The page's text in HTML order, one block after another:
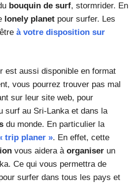
bouquin de surf, stormrider. En
lonely planet pour surfer. Les
à votre disposition sur
est aussi disponible en format
vous pourrez trouver pas mal
sur leur site web, pour
surf au Sri-Lanka et dans la
du monde. En particulier la
trip planer ». En effet, cette
vous aidera à organiser un
Ce qui vous permettra de
surfer dans tous les pays et